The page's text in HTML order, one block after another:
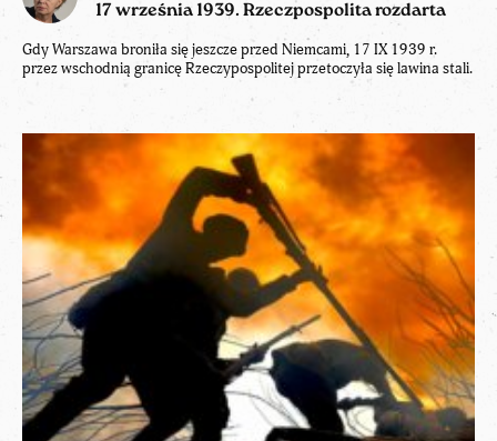
17 września 1939. Rzeczpospolita rozdarta
Gdy Warszawa broniła się jeszcze przed Niemcami, 17 IX 1939 r.
przez wschodnią granicę Rzeczypospolitej przetoczyła się lawina stali.